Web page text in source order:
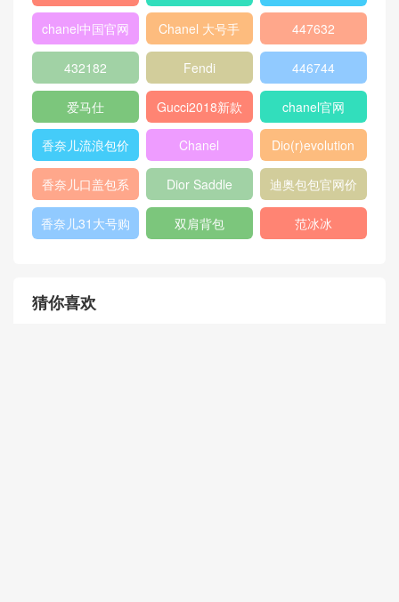
chanel中国官网
包
Chanel 大号手
提包
447632
432182 Fendi 446744
爱马仕
Gucci2018新款
女包
chanel官网
香奈儿流浪包价
格
Chanel
Gabrielle小号流
浪包
Dio(r)evolution
香奈儿口盖包系
列
Dior Saddle
Bag
迪奥包包官网价
格
香奈儿31大号购
双肩背包 范冰冰
猜你喜欢